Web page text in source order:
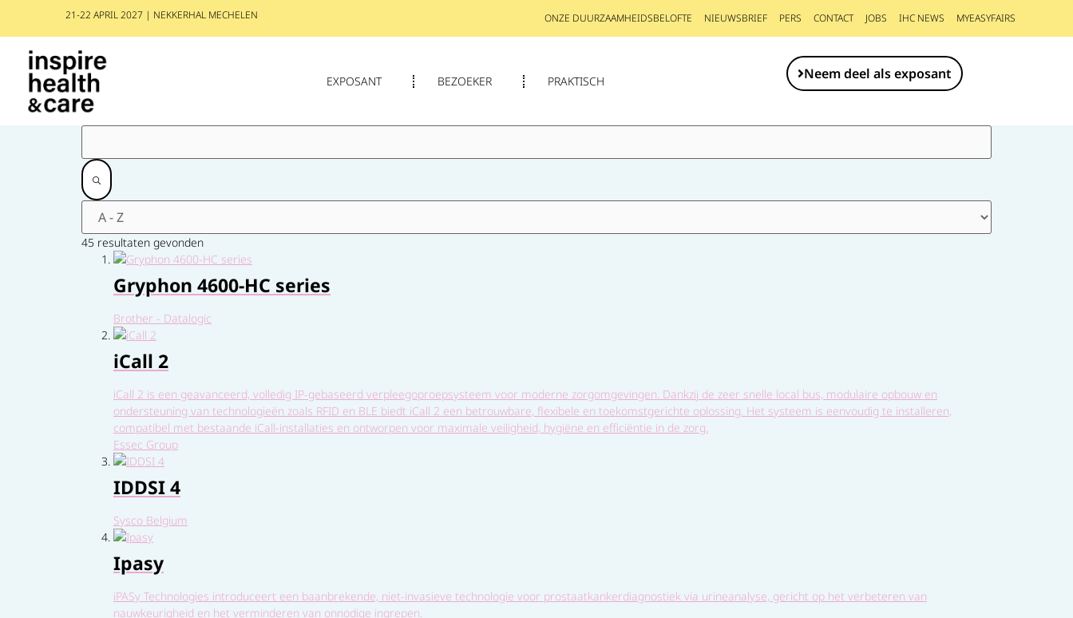
21-22 APRIL 2027 | NEKKERHAL MECHELEN ONZE DUURZAAMHEIDSBELOFTE NIEUWSBRIEF PERS CONTACT JOBS IHC NEWS MYEASYFAIRS
EXPOSANT BEZOEKER PRAKTISCH Neem deel als exposant
45 resultaten gevonden
Gryphon 4600-HC series
Brother - Datalogic
iCall 2
iCall 2 is een geavanceerd, volledig IP-gebaseerd verpleegoproepsysteem voor moderne zorgomgevingen. Dankzij de zeer snelle local bus, modulaire opbouw en
ondersteuning van technologieën zoals RFID en BLE biedt iCall 2 een betrouwbare, flexibele en toekomstgerichte oplossing. Het systeem is eenvoudig te installeren,
compatibel met bestaande iCall-installaties en ontworpen voor maximale veiligheid, hygiëne en efficiëntie in de zorg.
Essec Group
IDDSI 4
Sysco Belgium
Ipasy
iPASy Technologies introduceert een baanbrekende, niet-invasieve technologie voor prostaatkankerdiagnostiek via urineanalyse, gericht op het verbeteren van
nauwkeurigheid en het verminderen van onnodige ingrepen.